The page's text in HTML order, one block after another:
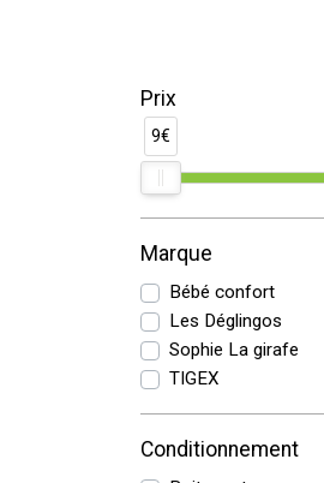
Prix
9€
Marque
Bébé confort
Les Déglingos
Sophie La girafe
TIGEX
Conditionnement